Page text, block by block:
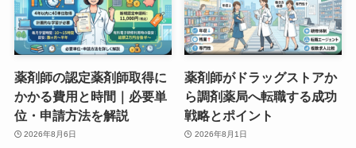
薬剤師の認定薬剤師取得に
かかる費用と時間｜必要単
位・申請方法を解説
2026年8月6日
薬剤師がドラッグストアか
ら調剤薬局へ転職する成功
戦略とポイント
2026年8月1日